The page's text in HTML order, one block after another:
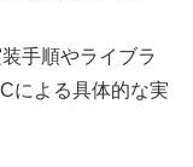
手順やライブラ
による具体的な実